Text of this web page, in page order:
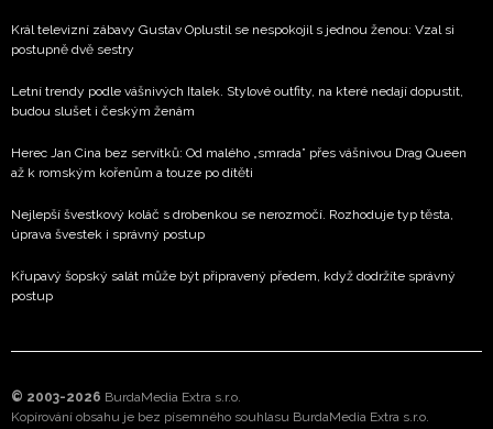
Král televizní zábavy Gustav Oplustil se nespokojil s jednou ženou: Vzal si
postupně dvě sestry
Letní trendy podle vášnivých Italek. Stylové outfity, na které nedají dopustit,
budou slušet i českým ženám
Herec Jan Cina bez servítků: Od malého „smrada” přes vášnivou Drag Queen
až k romským kořenům a touze po dítěti
Nejlepší švestkový koláč s drobenkou se nerozmočí. Rozhoduje typ těsta,
úprava švestek i správný postup
Křupavý šopský salát může být připravený předem, když dodržíte správný
postup
© 2003-2026 BurdaMedia Extra s.r.o.
Kopírování obsahu je bez písemného souhlasu BurdaMedia Extra s.r.o.